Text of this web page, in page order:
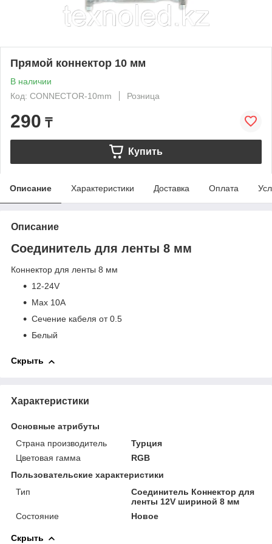
Прямой коннектор 10 мм
В наличии
Код: CONNECTOR-10mm
Розница
290 ₸
Купить
Описание Характеристики Доставка Оплата
Описание
Соединитель для ленты 8 мм
Коннектор для ленты 8 мм
12-24V
Max 10A
Сечение кабеля от 0.5
Белый
Скрыть
Характеристики
Основные атрибуты
Страна производитель
Турция
Цветовая гамма
RGB
Пользовательские характеристики
Тип
Соединитель Коннектор для
ленты 12V шириной 8 мм
Состояние
Новое
Скрыть